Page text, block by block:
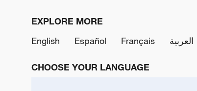
EXPLORE MORE
English
Español Français العربية
CHOOSE YOUR LANGUAGE